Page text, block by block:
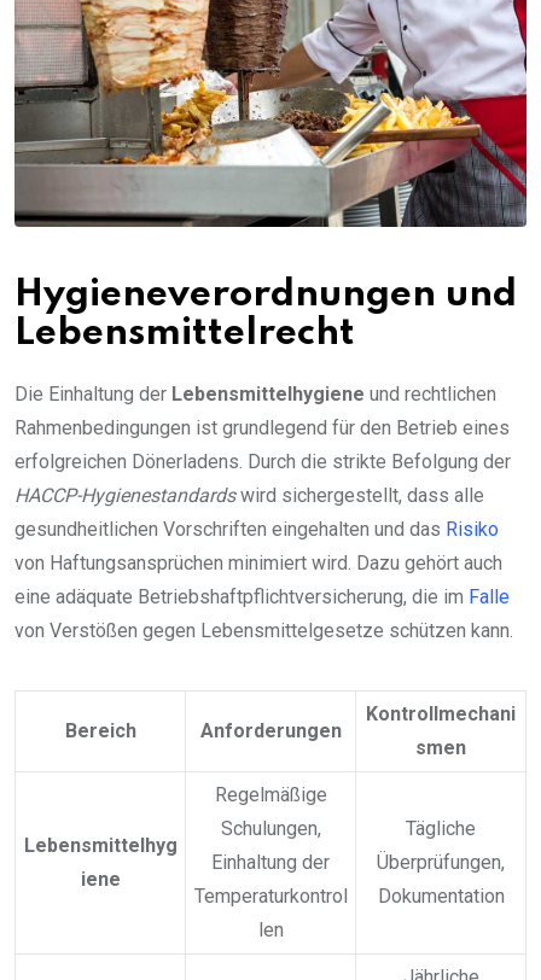
Hygieneverordnungen und
Lebensmittelrecht
Die Einhaltung der Lebensmittelhygiene und rechtlichen
Rahmenbedingungen ist grundlegend für den Betrieb eines
erfolgreichen Dönerladens. Durch die strikte Befolgung der
HACCP-Hygienestandardswird sichergestellt, dass alle
gesundheitlichen Vorschriften eingehalten und das Risiko
von Haftungsansprüchen minimiert wird. Dazu gehört auch
eine adäquate Betriebshaftpflichtversicherung, die im Falle
von Verstößen gegen Lebensmittelgesetze schützen kann.
Bereich Anforderungen
Kontrollmechani
smen
Lebensmittelhyg
iene
Regelmäßige
Schulungen,
Einhaltung der
Temperaturkontrol
len
Tägliche
Überprüfungen,
Dokumentation